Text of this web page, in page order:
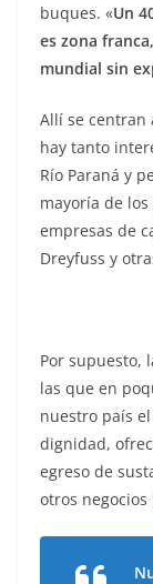
buques. «Un 4
es zona
mundial sin
Allí se centran
hay tanto
Río Paraná y
mayoría de
empresas de
Dreyfuss y
Por supuesto,
las que en
nuestro país
dignidad,
egreso de
otros